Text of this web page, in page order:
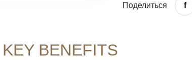
Поделиться
BENEFITS